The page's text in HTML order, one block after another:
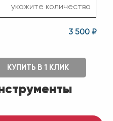
3 500 ₽
КУПИТЬ В 1 КЛИК